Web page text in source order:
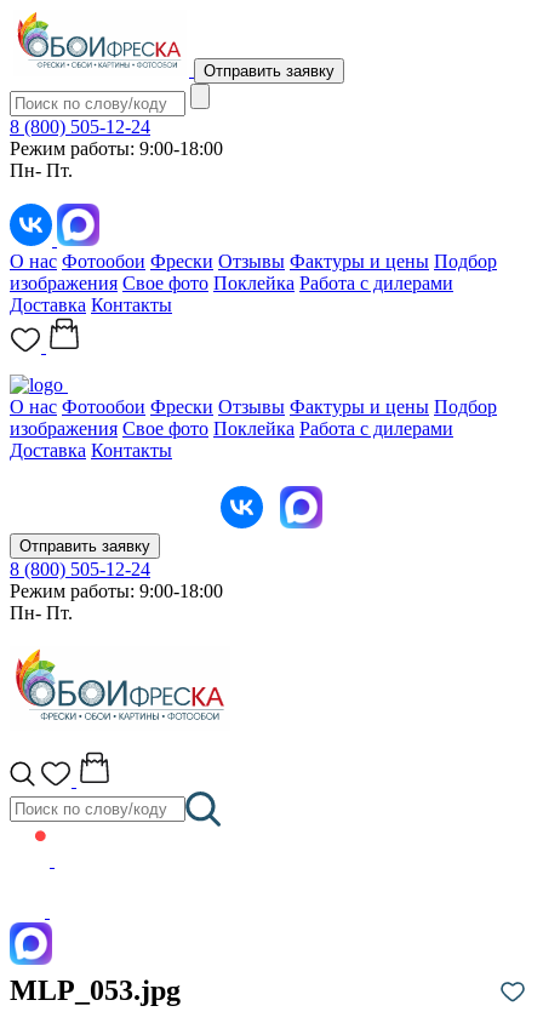
Отправить заявку
8 (800) 505-12-24
Режим работы: 9:00-18:00
Пн- Пт.
О нас Фотообои Фрески Отзывы Фактуры и цены Подбор
изображения Свое фото Поклейка Работа с дилерами
Доставка Контакты
О нас Фотообои Фрески Отзывы Фактуры и цены Подбор
изображения Свое фото Поклейка Работа с дилерами
Доставка Контакты
Отправить заявку
8 (800) 505-12-24
Режим работы: 9:00-18:00
Пн- Пт.
MLP_053.jpg